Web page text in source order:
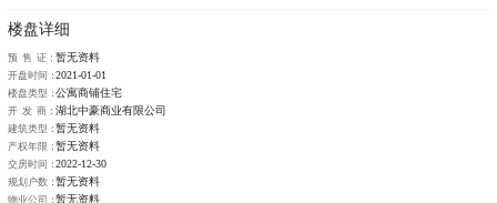
楼盘详细
预 售 证：暂无资料
开盘时间：2021-01-01
楼盘类型：公寓商铺住宅
开 发 商：湖北中豪商业有限公司
建筑类型：暂无资料
产权年限：暂无资料
交房时间：2022-12-30
规划户数：暂无资料
物业公司：暂无资料